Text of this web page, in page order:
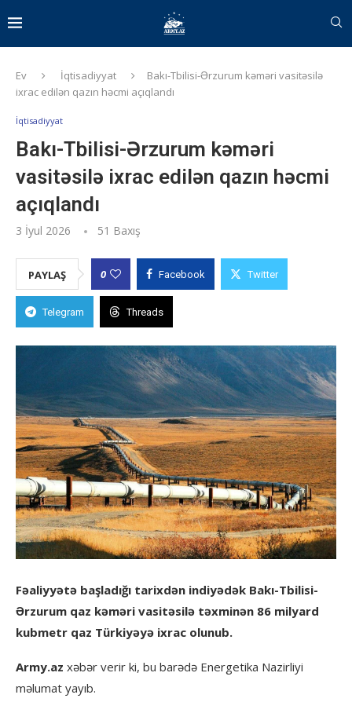
Ev İqtisadiyyat
Bakı-Tbilisi-Ərzurum kəməri vasitəsilə
ixrac edilən qazın həcmi açıqlandı
İqtisadiyyat
Bakı-Tbilisi-Ərzurum kəməri
vasitəsilə ixrac edilən qazın həcmi
açıqlandı
3 İyul 2026 51 Baxış
PAYLAŞ 0 Facebook Twitter
Telegram Threads
Fəaliyyətə başladığı tarixdən indiyədək Bakı-Tbilisi-
Ərzurum qaz kəməri vasitəsilə təxminən 86 milyard
kubmetr qaz Türkiyəyə ixrac olunub.
Army.az xəbər verir ki, bu barədə Energetika Nazirliyi
məlumat yayıb.